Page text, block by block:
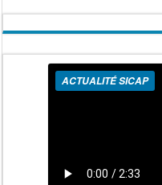
ACTUALITÉ SICAP